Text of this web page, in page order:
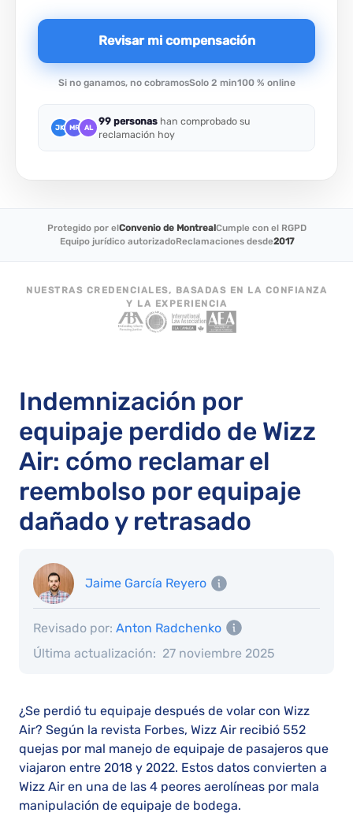
Revisar mi compensación
Si no ganamos, no cobramosSolo 2 min100 % online
JK MR AL
99 personas han comprobado su
reclamación hoy
Protegido por elConvenio de MontrealCumple con el RGPD
Equipo jurídico autorizadoReclamaciones desde2017
NUESTRAS CREDENCIALES, BASADAS EN LA CONFIANZA
Y LA EXPERIENCIA
Indemnización por
equipaje perdido de Wizz
Air: cómo reclamar el
reembolso por equipaje
dañado y retrasado
Jaime García Reyero
Última actualización: 27 noviembre 2025
Revisado por: Anton Radchenko
¿Se perdió tu equipaje después de volar con Wizz
Air? Según la revista Forbes, Wizz Air recibió 552
quejas por mal manejo de equipaje de pasajeros que
viajaron entre 2018 y 2022. Estos datos convierten a
Wizz Air en una de las 4 peores aerolíneas por mala
manipulación de equipaje de bodega.